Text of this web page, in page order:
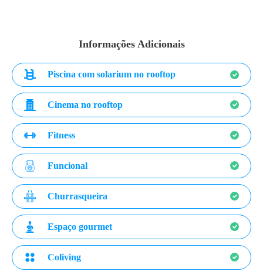
Informações Adicionais
Piscina com solarium no rooftop
Cinema no rooftop
Fitness
Funcional
Churrasqueira
Espaço gourmet
Coliving